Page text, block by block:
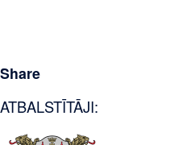
Share
ATBALSTĪTĀJI: